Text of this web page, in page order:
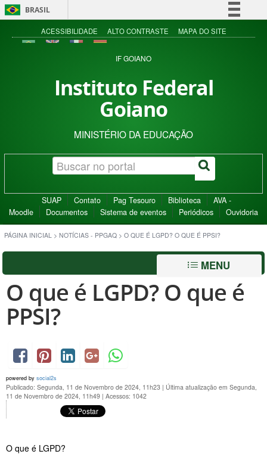
BRASIL
Simplifique!
Acesso à informação
ACESSIBILIDADE ALTO CONTRASTE MAPA DO SITE
IF GOIANO
Instituto Federal
Goiano
MINISTÉRIO DA EDUCAÇÃO
SUAP Contato Pag Tesouro Biblioteca
AVA -
Moodle
Documentos Sistema de eventos Periódicos Ouvidoria
PÁGINA INICIAL > NOTÍCIAS - PPGAQ > O QUE É LGPD? O QUE É PPSI?
MENU
O que é LGPD? O que é
PPSI?
powered by social2s
Publicado: Segunda, 11 de Novembro de 2024, 11h23 | Última atualização em Segunda,
11 de Novembro de 2024, 11h49 | Acessos: 1042
O que é LGPD?